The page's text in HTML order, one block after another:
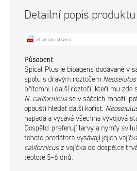
Detailní popis produktu
Působení:
Spical Plus je bioagens dodávané v
spolu s dravým roztočem
přítomni i další roztoči, kteří mu zde
N. californicusse v sáčcích množí,
opouští hledat další kořist.
napadá a vysává všechna vývojová
Dospělci preferují larvy a nymfy
tohoto predátora vysávají jejich
californicusz vajíčka do dospělce
teplotě 5–6 dnů.